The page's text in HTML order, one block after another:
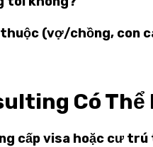
(vợ/chồng, con
Có Thể
cấp visa hoặc cư